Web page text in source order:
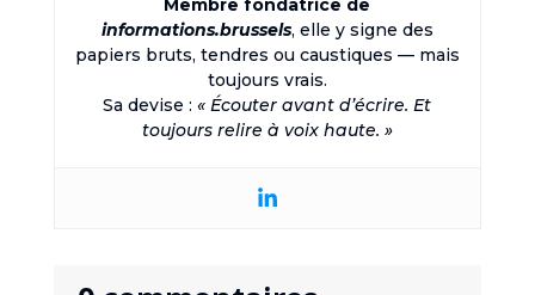
Membre fondatrice de
informations.brussels, elle y signe des
papiers bruts, tendres ou caustiques — mais
toujours vrais.
Sa devise :« Écouter avant d’écrire. Et
toujours relire à voix haute. »